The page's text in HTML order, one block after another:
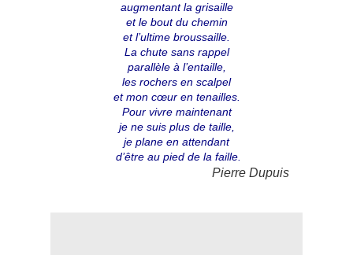
augmentant la grisaille
et le bout du chemin
et l’ultime broussaille.
La chute sans rappel
parallèle à l’entaille,
les rochers en scalpel
et mon cœur en tenailles.
Pour vivre maintenant
je ne suis plus de taille,
je plane en attendant
d’être au pied de la faille.
Pierre Dupuis